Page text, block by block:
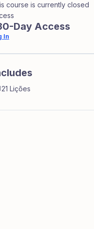
course is currently closed
Day Access
In
21 Lições